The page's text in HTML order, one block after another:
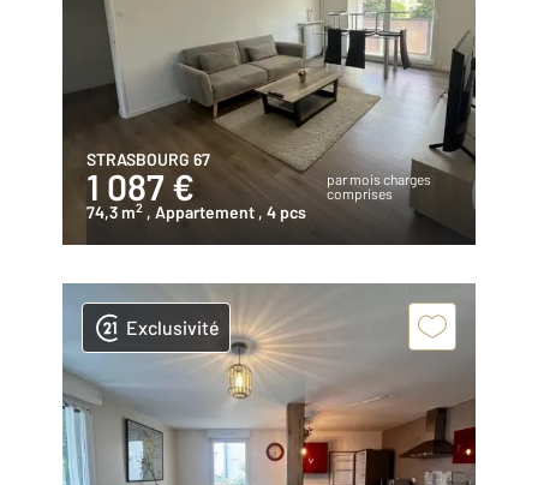
STRASBOURG 67
1 087 €
par mois charges
comprises
74,3 m2 , Appartement , 4 pcs
Exclusivité